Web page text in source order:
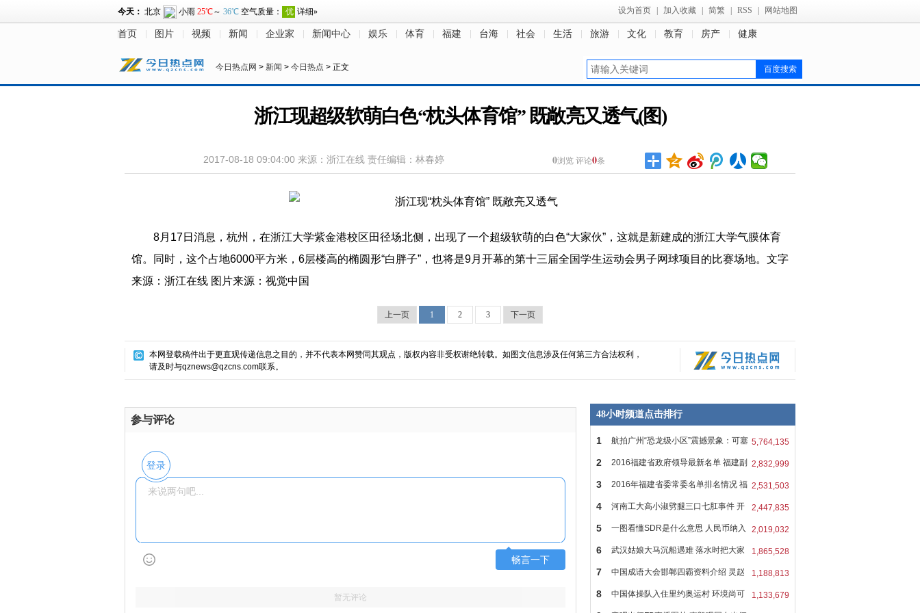
设为首页 加入收藏 简繁 RSS 网站地图
首页 图片 视频 新闻 企业家 新闻中心 娱乐 体育 福建 台海 社会 生活 旅游 文化 教育 房产 健康
今日热点网 > 新闻 > 今日热点 > 正文
浙江现超级软萌白色“枕头体育馆” 既敞亮又透气(图)
2017-08-18 09:04:00 来源：浙江在线 责任编辑：林春婷 0浏览 评论0条
8月17日消息，杭州，在浙江大学紫金港校区田径场北侧，出现了一个超级软萌的白色“大家伙”，这就是新建成的浙江大学气膜体育
馆。同时，这个占地6000平方米，6层楼高的椭圆形“白胖子”，也将是9月开幕的第十三届全国学生运动会男子网球项目的比赛场地。文字
来源：浙江在线 图片来源：视觉中国
上一页 1 2 3 下一页
本网登载稿件出于更直观传递信息之目的，并不代表本网赞同其观点，版权内容非受权谢绝转载。如图文信息涉及任何第三方合法权利，
请及时与qznews@qzcns.com联系。
参与评论
登录
畅言一下
暂无评论
48小时频道点击排行
5,764,135
1 航拍广州“恐龙级小区”震撼景象：可塞
2,832,999
2 2016福建省政府领导最新名单 福建副
省 2,531,503
3 2016年福建省委常委名单排名情况 福
建 2,447,835
4 河南工大高小淑劈腿三口七肛事件 开
房 2,019,032
5 一图看懂SDR是什么意思 人民币纳入
SDR 1,865,528
6 武汉姑娘大马沉船遇难 落水时把大家
的 1,188,813
7 中国成语大会邯郸四霸资料介绍 灵赵
菡 1,133,679
8 中国体操队入住里约奥运村 环境尚可